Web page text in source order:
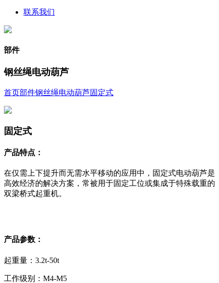
联系我们
部件
钢丝绳电动葫芦
首页部件钢丝绳电动葫芦固定式
固定式
产品特点：
在仅需上下提升而无需水平移动的应用中，固定式电动葫芦是
高效经济的解决方案，常被用于固定工位或集成于特殊载重的
双梁桥式起重机。
产品参数：
起重量： 3.2t-50t
工作级别： M4-M5